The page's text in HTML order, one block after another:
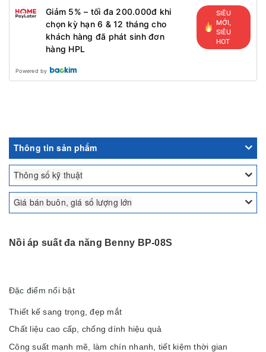
Giảm 5% – tối đa 200.000đ khi
chọn kỳ hạn 6 & 12 tháng cho
khách hàng đã phát sinh đơn
hàng HPL
SIÊU
MỚI,
SIÊU
HOT
Powered by
Thông tin sản phẩm
Thông số kỹ thuật
Giá bán buôn, giá số lượng lớn
Nồi áp suất đa năng Benny BP-08S
Đặc điểm nổi bật
Thiết kế sang trọng, đẹp mắt
Chất liệu cao cấp, chống dính hiệu quả
Công suất mạnh mẽ, làm chín nhanh, tiết kiệm thời gian